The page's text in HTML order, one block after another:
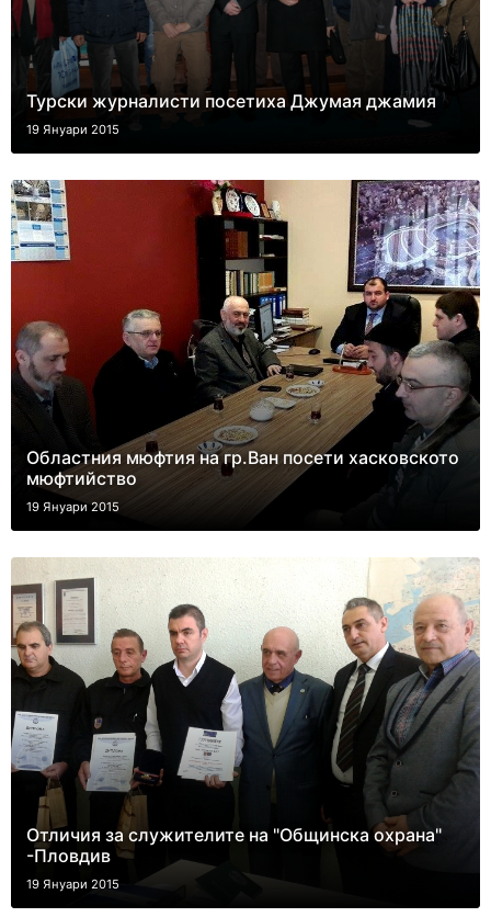
Турски журналисти посетиха Джумая джамия
19 Януари 2015
Областния мюфтия на гр.Ван посети хасковското
мюфтийство
19 Януари 2015
Отличия за служителите на "Общинска охрана"
-Пловдив
19 Януари 2015